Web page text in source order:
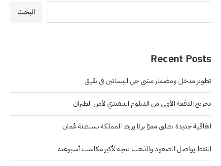
البحث
Recent Posts
تطوير مدخل ومضمار مشي حي البساتين في بقيق
تخريج الدفعة الأولى من الدبلوم التنفيذي لأمن الطيران
اتفاقية جديدة تطلق ممرًا بريًا يربط المملكة بسلطنة عُمان
النفط يواصل الصعود والذهب يتجه لأكبر مكاسب أسبوعية